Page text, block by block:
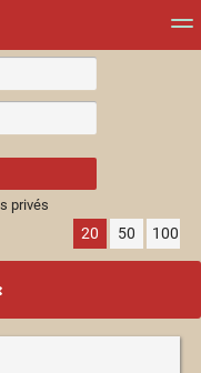
privés
20 50 100